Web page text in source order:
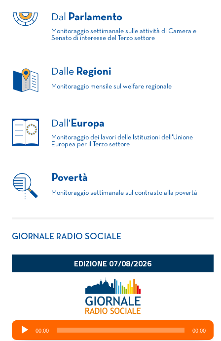
Dal Parlamento
Monitoraggio settimanale sulle attività di Camera e
Senato di interesse del Terzo settore
Dalle Regioni
Monitoraggio mensile sul welfare regionale
Dall' Europa
Monitoraggio dei lavori delle Istituzioni dell'Unione
Europea per il Terzo settore
Povertà
Monitoraggio settimanale sul contrasto alla povertà
GIORNALE RADIO SOCIALE